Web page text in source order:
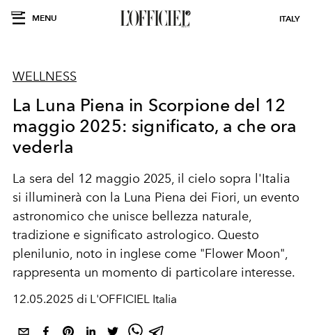
MENU ITALY
WELLNESS
La Luna Piena in Scorpione del 12
maggio 2025: significato, a che ora
vederla
La sera del 12 maggio 2025, il cielo sopra l'Italia
si illuminerà con la Luna Piena dei Fiori, un evento
astronomico che unisce bellezza naturale,
tradizione e significato astrologico. Questo
plenilunio, noto in inglese come "Flower Moon",
rappresenta un momento di particolare interesse.
12.05.2025 di L'OFFICIEL Italia